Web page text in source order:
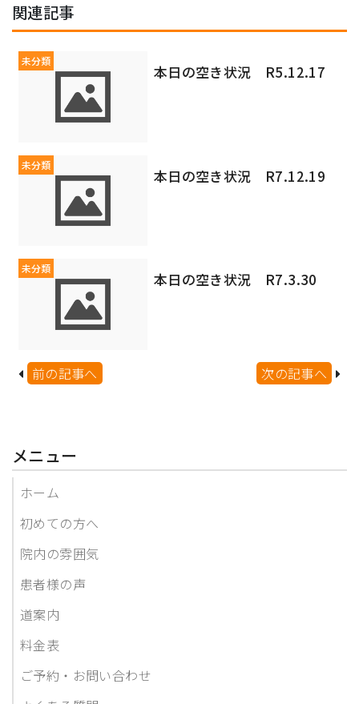
関連記事
未分類
本日の空き状況 R5.12.17
未分類
本日の空き状況 R7.12.19
未分類
本日の空き状況 R7.3.30
前の記事へ 次の記事へ
メニュー
ホーム
初めての方へ
院内の雰囲気
患者様の声
道案内
料金表
ご予約・お問い合わせ